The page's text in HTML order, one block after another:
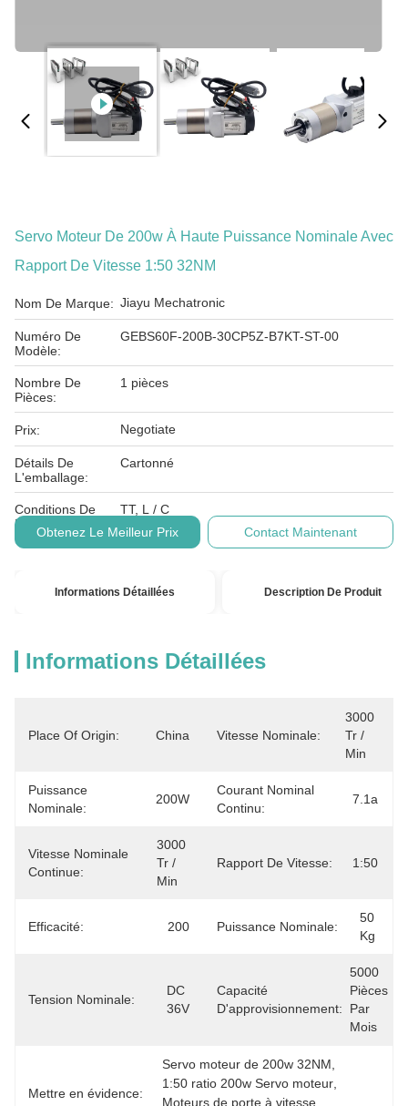
Servo Moteur De 200w À Haute Puissance Nominale Avec
Rapport De Vitesse 1:50 32NM
Nom De Marque: Jiayu Mechatronic
Numéro De
Modèle:
GEBS60F-200B-30CP5Z-B7KT-ST-00
Nombre De
Pièces:
1 pièces
Prix: Negotiate
Détails De
L'emballage:
Cartonné
Conditions De
Paiement:
TT, L / C
Obtenez Le Meilleur Prix
Contact Maintenant
Informations Détaillées Description De Produit
Informations Détaillées
Place Of Origin: China Vitesse Nominale:
3000
Tr /
Min
Puissance
Nominale:
200W
Courant Nominal
Continu:
7.1a
Vitesse Nominale
Continue:
3000
Tr /
Min
Rapport De Vitesse: 1:50
Efficacité: 200 Puissance Nominale:
50
Kg
Tension Nominale:
DC
36V
Capacité
D'approvisionnement:
5000
Pièces
Par
Mois
Mettre en évidence:
Servo moteur de 200w 32NM
1:50 ratio 200w Servo moteur
Moteurs de porte à vitesse